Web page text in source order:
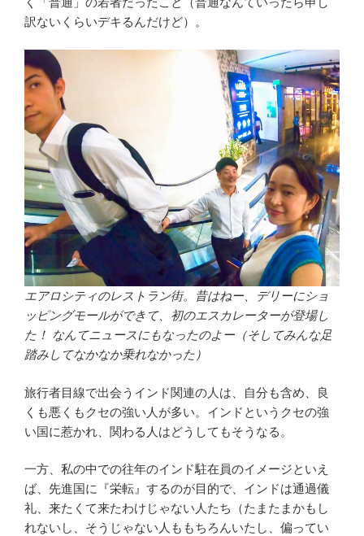
訳ないくらいデキるんだけど）。
エアロシティのレストラン街。昔はねー、デリーにショ
ッピングモールができて、初のエスカレーターが登場し
た！ なんてニュースにもなったのよー（そしてみんな足
踏みしてなかなか乗れなかった）
旅行者目線で出会うインド関連の人は、自分も含め、良
くも悪くもクセの強い人が多い。インドというクセの強
い国に惹かれ、関わる人はどうしてもそうなる。
一方、私の中での往年のインド駐在員のイメージといえ
ば、先進国に『栄転』するのが目的で、インドは通過儀
礼、来たくて来たわけじゃない人たち（たまたまかもし
れないし、そうじゃない人ももちろんいたし、偏ってい